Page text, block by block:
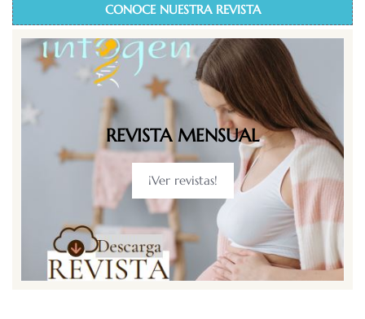
CONOCE NUESTRA REVISTA
REVISTA MENSUAL
¡Ver revistas!